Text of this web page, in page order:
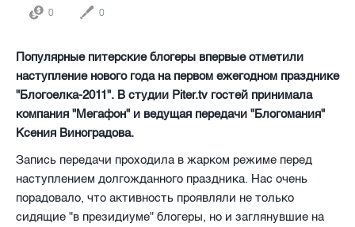
0 0
Популярные питерские блогеры впервые отметили
наступление нового года на первом ежегодном празднике
"Блогоелка-2011". В студии Piter.tv гостей принимала
компания "Мегафон" и ведущая передачи "Блогомания"
Ксения Виноградова.
Запись передачи проходила в жарком режиме перед
наступлением долгожданного праздника. Нас очень
порадовало, что активность проявляли не только
сидящие "в президиуме" блогеры, но и заглянувшие на